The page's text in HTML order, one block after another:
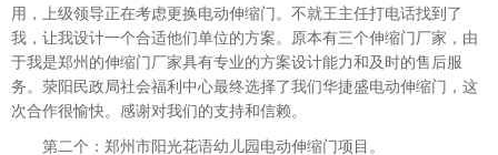
用，上级领导正在考虑更换电动伸缩门。不就王主任打电话找到了
我，让我设计一个合适他们单位的方案。原本有三个伸缩门厂家，由
于我是郑州的伸缩门厂家具有专业的方案设计能力和及时的售后服
务。荥阳民政局社会福利中心最终选择了我们华捷盛电动伸缩门，这
次合作很愉快。感谢对我们的支持和信赖。
第二个：郑州市阳光花语幼儿园电动伸缩门项目。